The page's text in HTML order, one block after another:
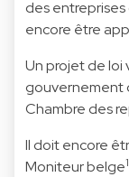
des
encore être
Un projet de loi
gouvernement
Chambre des
Il doit encore
Moniteur belge1